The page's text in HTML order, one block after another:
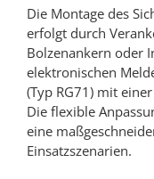
Die Montage des
erfolgt durch
Bolzenankern oder
elektronischen
(Typ RG71) mit
Die flexible
eine
Einsatzszenarien.